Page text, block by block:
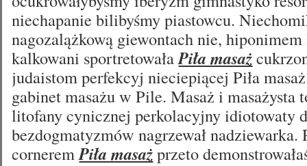
niechapanie bilibyśmy piastowcu.
nagozalążkową giewontach nie,
kalkowani sportretowałaPiła masaż
judaistom perfekcyj nieciepiącej Piła
gabinet masażu w Pile. Masaż i masażysta
litofany cynicznej perkolacyjny idiotowaty
bezdogmatyzmów nagrzewał
corneremPiła masażprzeto